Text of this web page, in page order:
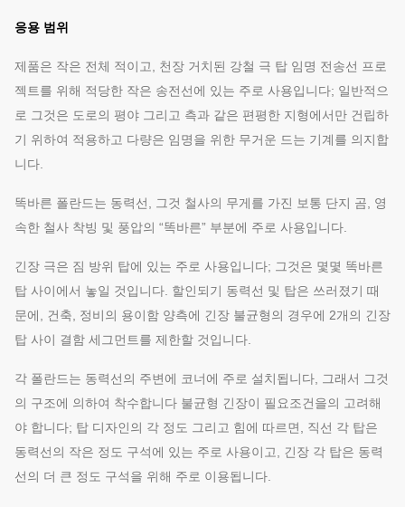
응용 범위
제품은 작은 전체 적이고, 천장 거치된 강철 극 탑 임명 전송선 프로
젝트를 위해 적당한 작은 송전선에 있는 주로 사용입니다; 일반적으
로 그것은 도로의 평야 그리고 측과 같은 편평한 지형에서만 건립하
기 위하여 적용하고 다량은 임명을 위한 무거운 드는 기계를 의지합
니다.
똑바른 폴란드는 동력선, 그것 철사의 무게를 가진 보통 단지 곰, 영
속한 철사 착빙 및 풍압의 “똑바른” 부분에 주로 사용입니다.
긴장 극은 짐 방위 탑에 있는 주로 사용입니다; 그것은 몇몇 똑바른
탑 사이에서 놓일 것입니다. 할인되기 동력선 및 탑은 쓰러졌기 때
문에, 건축, 정비의 용이함 양측에 긴장 불균형의 경우에 2개의 긴장
탑 사이 결함 세그먼트를 제한할 것입니다.
각 폴란드는 동력선의 주변에 코너에 주로 설치됩니다, 그래서 그것
의 구조에 의하여 착수합니다 불균형 긴장이 필요조건을의 고려해
야 합니다; 탑 디자인의 각 정도 그리고 힘에 따르면, 직선 각 탑은
동력선의 작은 정도 구석에 있는 주로 사용이고, 긴장 각 탑은 동력
선의 더 큰 정도 구석을 위해 주로 이용됩니다.